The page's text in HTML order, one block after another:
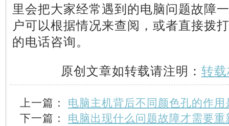
里会把大家经常遇到的电脑问题故障
户可以根据情况来查阅，或者直接拨
的电话咨询。
原创文章如转载请注明： 转
上一篇： 电脑主机背后不同颜色孔的作用
下一篇： 电脑出现什么问题故障才需要重